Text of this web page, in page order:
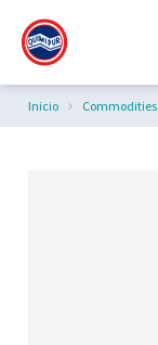
Estás aquí:
Inicio Commodities